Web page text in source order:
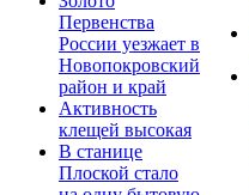
Первенства
России уезжает в
Новопокровский
район и край
Активность
клещей высокая
В станице
Плоской стало